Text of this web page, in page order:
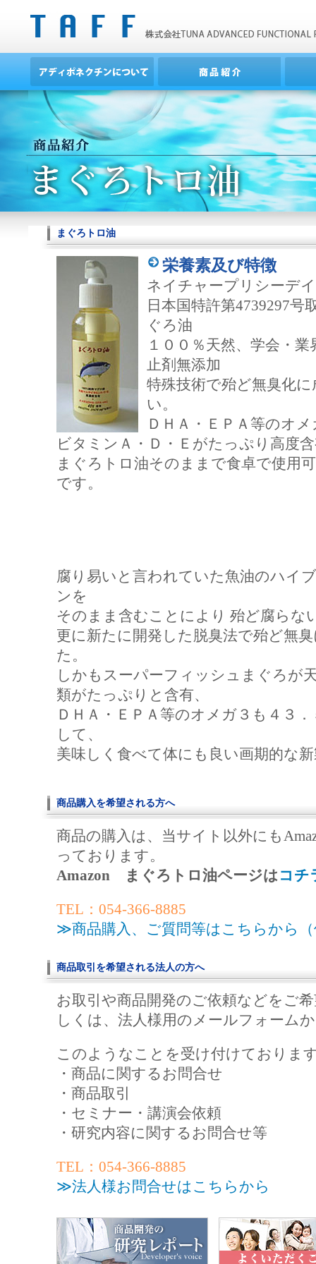
まぐろトロ油
栄養素及び特徴
ネイチャープリシーデ
日本国特許第4739297
ぐろ油
１００％天然、学会・
止剤無添加
特殊技術で殆ど無臭化
い。
ＤＨＡ・ＥＰＡ等のオ
ビタミンＡ・Ｄ・Ｅがたっぷり高度
まぐろトロ油そのままで食卓で使用
です。
腐り易いと言われていた魚油のハイ
ンを
そのまま含むことにより 殆ど腐らな
更に新たに開発した脱臭法で殆ど無
た。
しかもスーパーフィッシュまぐろが
類がたっぷりと含有、
ＤＨＡ・ＥＰＡ等のオメガ３も４３
して、
美味しく食べて体にも良い画期的な
商品購入を希望される方へ
商品の購入は、当サイト以外にも
っております。
Amazon まぐろトロ油ページはコチ
TEL：054-366-8885
≫商品購入、ご質問等はこちらから
商品取引を希望される法人の方へ
お取引や商品開発のご依頼などをご
しくは、法人様用のメールフォーム
このようなことを受け付けておりま
・商品に関するお問合せ
・商品取引
・セミナー・講演会依頼
・研究内容に関するお問合せ等
TEL：054-366-8885
≫法人様お問合せはこちらから